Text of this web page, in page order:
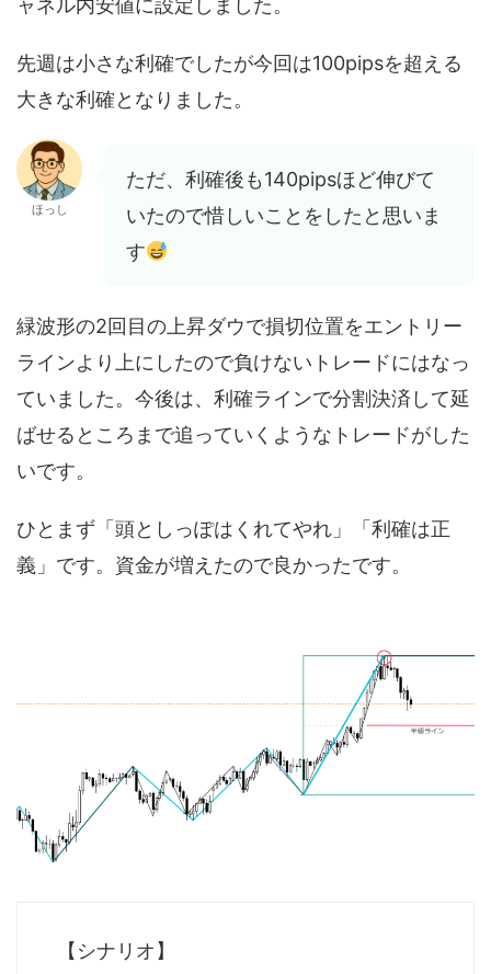
ャネル内安値に設定しました。
先週は小さな利確でしたが今回は100pipsを超える
大きな利確となりました。
ほっし
ただ、利確後も140pipsほど伸びて
いたので惜しいことをしたと思いま
す
緑波形の2回目の上昇ダウで損切位置をエントリー
ラインより上にしたので負けないトレードにはなっ
ていました。今後は、利確ラインで分割決済して延
ばせるところまで追っていくようなトレードがした
いです。
ひとまず「頭としっぽはくれてやれ」「利確は正
義」です。資金が増えたので良かったです。
【シナリオ】